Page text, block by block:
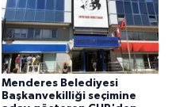
Menderes Belediyesi
Başkanvekilliği seçimine